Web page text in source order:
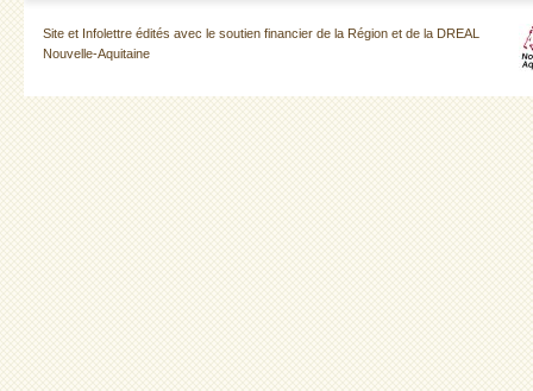
Site et Infolettre édités avec le soutien financier de la Région et de la DREAL
Nouvelle-Aquitaine